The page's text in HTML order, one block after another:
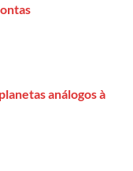
análogos à